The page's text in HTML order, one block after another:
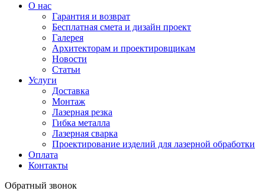
О нас
Гарантия и возврат
Бесплатная смета и дизайн проект
Галерея
Архитекторам и проектировщикам
Новости
Статьи
Услуги
Доставка
Монтаж
Лазерная резка
Гибка металла
Лазерная сварка
Проектирование изделий для лазерной обработки
Оплата
Контакты
Обратный звонок